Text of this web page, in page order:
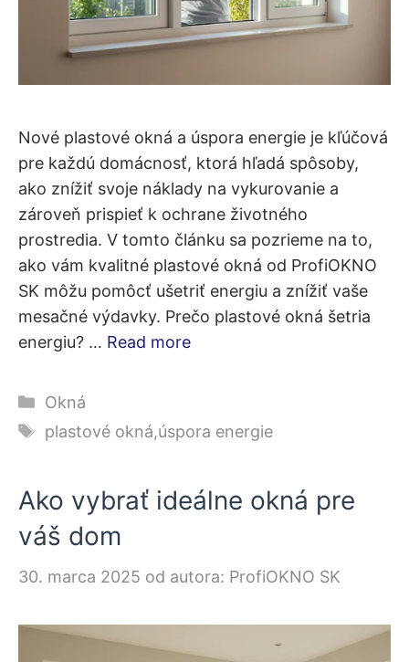
Nové plastové okná a úspora energie je kľúčová
pre každú domácnosť, ktorá hľadá spôsoby,
ako znížiť svoje náklady na vykurovanie a
zároveň prispieť k ochrane životného
prostredia. V tomto článku sa pozrieme na to,
ako vám kvalitné plastové okná od ProfiOKNO
SK môžu pomôcť ušetriť energiu a znížiť vaše
mesačné výdavky. Prečo plastové okná šetria
energiu? … Read more
Kategórie
Okná
Značky
plastové okná,úspora energie
Ako vybrať ideálne okná pre
váš dom
30. marca 2025 od autora: ProfiOKNO SK